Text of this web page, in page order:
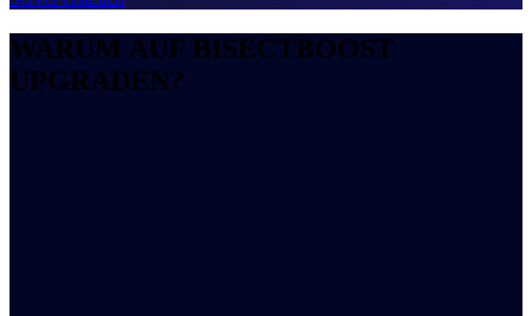
WARUM AUF BISECTBOOST
UPGRADEN?